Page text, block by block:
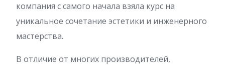
компания с самого начала взяла курс на
уникальное сочетание эстетики и инженерного
мастерства.
В отличие от многих производителей,